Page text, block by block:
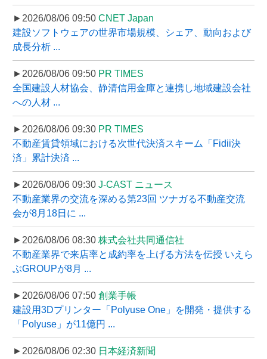
►2026/08/06 09:50 CNET Japan
建設ソフトウェアの世界市場規模、シェア、動向および
成長分析 ...
►2026/08/06 09:50 PR TIMES
全国建設人材協会、静清信用金庫と連携し地域建設会社
への人材 ...
►2026/08/06 09:30 PR TIMES
不動産賃貸領域における次世代決済スキーム「Fidii決
済」累計決済 ...
►2026/08/06 09:30 J-CAST ニュース
不動産業界の交流を深める第23回 ツナガる不動産交流
会が8月18日に ...
►2026/08/06 08:30 株式会社共同通信社
不動産業界で来店率と成約率を上げる方法を伝授 いえら
ぶGROUPが8月 ...
►2026/08/06 07:50 創業手帳
建設用3Dプリンター「Polyuse One」を開発・提供する
「Polyuse」が11億円 ...
►2026/08/06 02:30 日本経済新聞